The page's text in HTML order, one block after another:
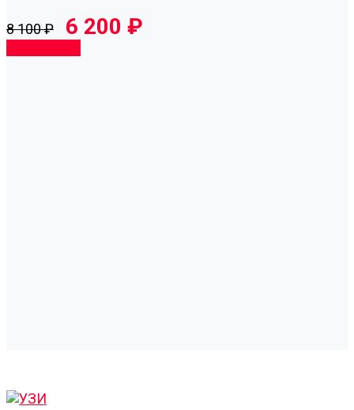
8 100 ₽ 6 200 ₽